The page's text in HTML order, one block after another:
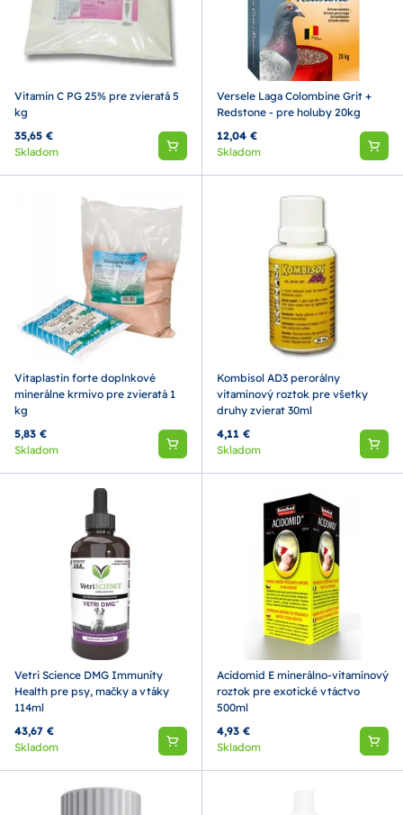
Vitamin C PG 25% pre zvieratá 5
kg
35,65 €
Skladom
Versele Laga Colombine Grit +
Redstone - pre holuby 20kg
12,04 €
Skladom
Vitaplastin forte doplnkové
minerálne krmivo pre zvieratá 1
kg
5,83 €
Skladom
Kombisol AD3 perorálny
vitamínový roztok pre všetky
druhy zvierat 30ml
4,11 €
Skladom
Vetri Science DMG Immunity
Health pre psy, mačky a vtáky
114ml
43,67 €
Skladom
Acidomid E minerálno-vitamínový
roztok pre exotické vtáctvo
500ml
4,93 €
Skladom